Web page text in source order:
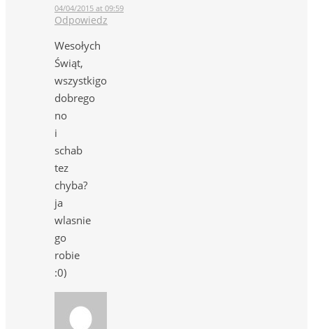
04/04/2015 at 09:59
Odpowiedz
Wesołych
Świąt,
wszystkigo
dobrego
no
i
schab
tez
chyba?
ja
wlasnie
go
robie
:0)